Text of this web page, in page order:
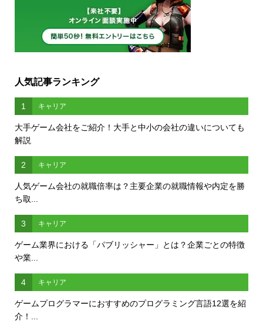
人気記事ランキング
1 キャリア
大手ゲーム会社をご紹介！大手と中小の会社の違いについても
解説
2 キャリア
人気ゲーム会社の就職倍率は？主要企業の就職情報や内定を勝
ち取...
3 キャリア
ゲーム業界における「パブリッシャー」とは？企業ごとの特徴
や業...
4 キャリア
ゲームプログラマーにおすすめのプログラミング言語12選を紹
介！...